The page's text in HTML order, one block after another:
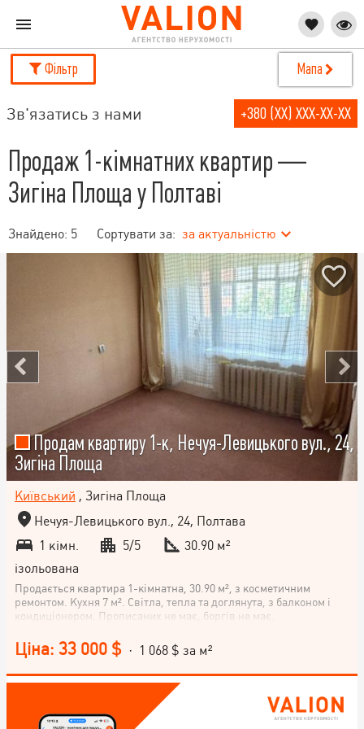
Фільтр Мапа
Зв'язатись з нами +380 (XX) XXX-XX-XX
Продаж 1-кімнатних квартир —
Зигіна Площа у Полтаві
Знайдено: 5 Сортувати за: за актуальністю
Продам квартиру 1-к, Нечуя-Левицького вул., 24,
Зигіна Площа
Київський , Зигіна Площа
Нечуя-Левицького вул., 24, Полтава
1 кімн.
5/5
30.90 м²
ізольована
Продається квартира 1-кімнатна, 30.90 м², з косметичним
ремонтом. Кухня 7 м². Світла, тепла та доглянута, з балконом і
кондиціонером. Прописаних не має, боргів не має.
Ціна: 33 000 $ · 1 068 $ за м²